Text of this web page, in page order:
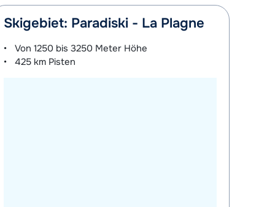
Skigebiet: Paradiski - La Plagne
Von1250 bis 3250 Meter Höhe
425 km Pisten